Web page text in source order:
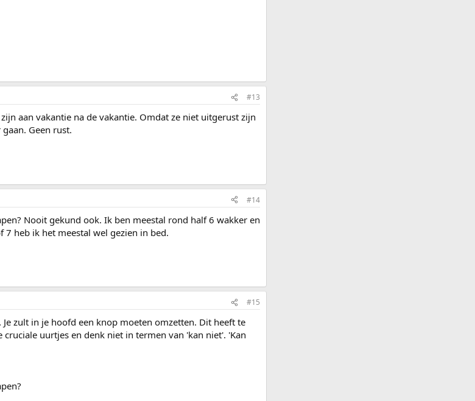
#13
aan vakantie na de vakantie. Omdat ze niet uitgerust zijn
Geen rust.
#14
Nooit gekund ook. Ik ben meestal rond half 6 wakker en
7 heb ik het meestal wel gezien in bed.
#15
zult in je hoofd een knop moeten omzetten. Dit heeft te
uurtjes en denk niet in termen van 'kan niet'. 'Kan